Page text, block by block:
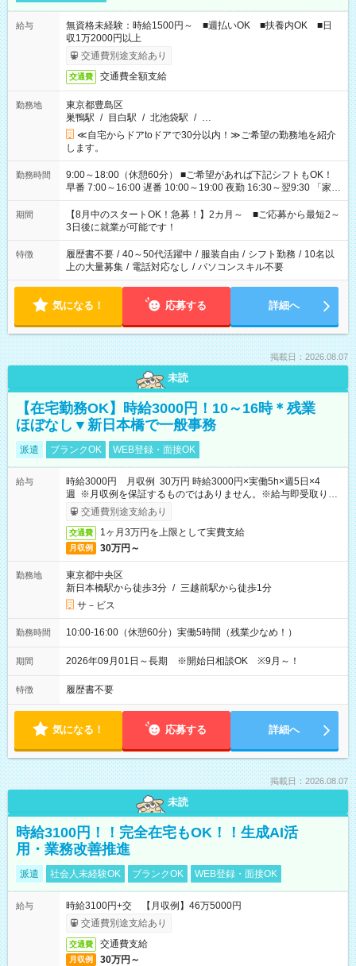
給与
無資格未経験：時給1500円～ ■週払いOK ■扶養内OK ■日
収1万2000円以上
交通費別途支給あり
交通費 交通費全額支給
勤務地
東京都豊島区
巣鴨駅 / 目白駅 / 北池袋駅 / …
≪自宅からドアtoドアで30分以内！≫ご希望の勤務地を紹介
します。
勤務時間
9:00～18:00（休憩60分） ■ご希望があれば下記シフトもOK！
早番 7:00～16:00 遅番 10:00～19:00 夜勤 16:30～翌9:30 「家族
と休みを合わせたい」 「余裕を持って夕飯の準備がしたい」
「できれば残業はしたくない」 など、ご希望を教えてください
ね。 ※Wワーク希望の方へ 今ご覧のお仕事で希望する勤務時間
と、もう1つのお仕事の勤務時間。 合計で週40時間を超える場
合は応募できません。
期間
【8月中のスタートOK！急募！】2カ月～ ■ご応募から最短2～
3日後に就業が可能です！
特徴 履歴書不要 / 40～50代活躍中 / 服装自由 / シフト勤務 / 10名以
上の大量募集 / 電話対応なし / パソコンスキル不要
気になる！ 応募する 詳細へ
掲載日：2026.08.07
未読
【在宅勤務OK】時給3000円！10～16時＊残業
ほぼなし▼新日本橋で一般事務
派遣 ブランクOK WEB登録・面接OK
給与
時給3000円 月収例 30万円 時給3000円×実働5h×週5日×4
週 ※月収例を保証するものではありません。※給与即受取りサ
ービス利用可（利用条件有）
交通費別途支給あり
交通費 1ヶ月3万円を上限として実費支給
月収例 30万円～
勤務地
東京都中央区
新日本橋駅から徒歩3分 / 三越前駅から徒歩1分
サ－ビス
勤務時間 10:00-16:00（休憩60分）実働5時間（残業少なめ！）
期間 2026年09月01日～長期 ※開始日相談OK ※9月～！
特徴 履歴書不要
気になる！ 応募する 詳細へ
掲載日：2026.08.07
未読
時給3100円！！完全在宅もOK！！生成AI活
用・業務改善推進
派遣 社会人未経験OK ブランクOK WEB登録・面接OK
給与
時給3100円+交 【月収例】46万5000円
交通費別途支給あり
交通費 交通費支給
月収例 30万円～